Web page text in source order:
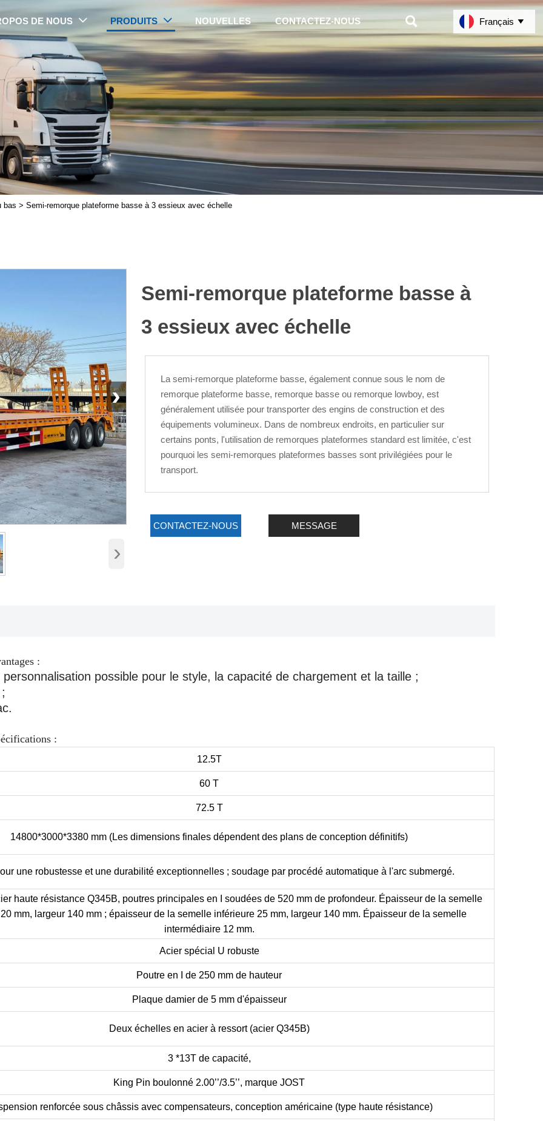
DE NOUS  PRODUITS  NOUVELLES CONTACTEZ-NOUS  Français 
PRODUITS
bas >Semi-remorque plateforme basse à 3 essieux avec échelle
›
›
Semi-remorque plateforme basse à
3 essieux avec échelle
La semi-remorque plateforme basse, également connue sous le nom de
remorque plateforme basse, remorque basse ou remorque lowboy, est
généralement utilisée pour transporter des engins de construction et des
équipements volumineux. Dans de nombreux endroits, en particulier sur
certains ponts, l'utilisation de remorques plateformes standard est limitée, c'est
pourquoi les semi-remorques plateformes basses sont privilégiées pour le
transport.
CONTACTEZ-NOUS MESSAGE
:
possible pour le style, la capacité de chargement et la taille ;
:
12.5T
60 T
72.5 T
14800*3000*3380 mm (Les dimensions finales dépendent des plans de conception définitifs)
une robustesse et une durabilité exceptionnelles ; soudage par procédé automatique à l'arc submergé.
haute résistance Q345B, poutres principales en I soudées de 520 mm de profondeur. Épaisseur de la semelle
mm, largeur 140 mm ; épaisseur de la semelle inférieure 25 mm, largeur 140 mm. Épaisseur de la semelle
intermédiaire 12 mm.
Acier spécial U robuste
Poutre en I de 250 mm de hauteur
Plaque damier de 5 mm d'épaisseur
Deux échelles en acier à ressort (acier Q345B)
3 *13T de capacité,
King Pin boulonné 2.00’’/3.5’’, marque JOST
renforcée sous châssis avec compensateurs, conception américaine (type haute résistance)